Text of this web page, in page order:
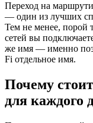
Переход на
— один из лучших
Тем не менее, порой
сетей вы
же имя — именно
Fi отдельное имя.
Почему
для каждого